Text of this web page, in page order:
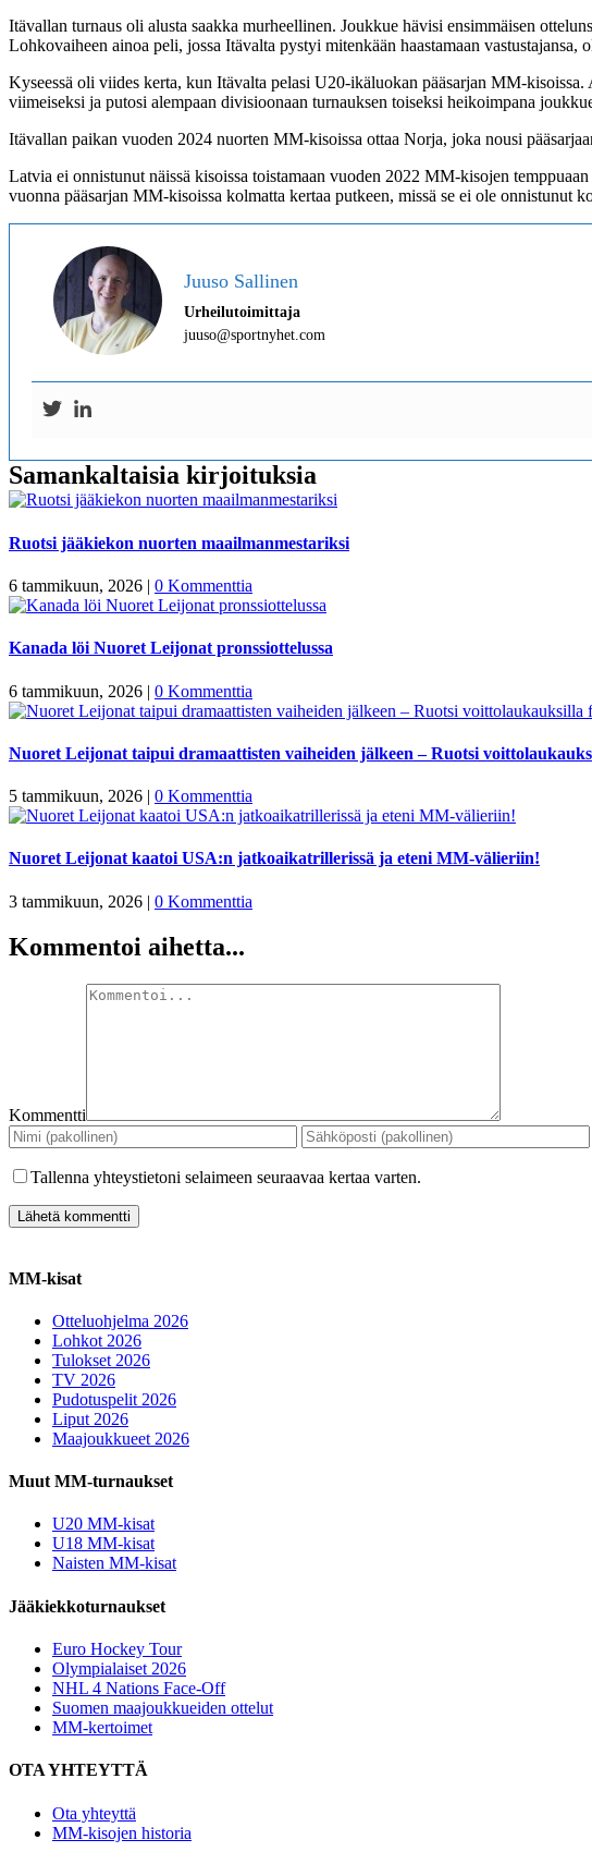
Itävallan turnaus oli alusta saakka murheellinen. Joukkue hävisi ensimmäisen
Lohkovaiheen ainoa peli, jossa Itävalta pystyi mitenkään haastamaan
Kyseessä oli viides kerta, kun Itävalta pelasi U20-ikäluokan pääsarjan MM-
viimeiseksi ja putosi alempaan divisioonaan turnauksen toiseksi heikoimpana
Itävallan paikan vuoden 2024 nuorten MM-kisoissa ottaa Norja, joka nousi
Latvia ei onnistunut näissä kisoissa toistamaan vuoden 2022 MM-kisojen
vuonna pääsarjan MM-kisoissa kolmatta kertaa putkeen, missä se ei ole onnistunut
Juuso Sallinen
Urheilutoimittaja
juuso@sportnyhet.com
Samankaltaisia kirjoituksia
Ruotsi jääkiekon nuorten maailmanmestariksi
6 tammikuun, 2026 | 0 Kommenttia
Kanada löi Nuoret Leijonat pronssiottelussa
6 tammikuun, 2026 | 0 Kommenttia
Nuoret Leijonat taipui dramaattisten vaiheiden jälkeen – Ruotsi
5 tammikuun, 2026 | 0 Kommenttia
Nuoret Leijonat kaatoi USA:n jatkoaikatrillerissä ja eteni MM-välieriin!
3 tammikuun, 2026 | 0 Kommenttia
Kommentoi aihetta...
Kommentti
Tallenna yhteystietoni selaimeen seuraavaa kertaa varten.
MM-kisat
Otteluohjelma 2026
Lohkot 2026
Tulokset 2026
TV 2026
Pudotuspelit 2026
Liput 2026
Maajoukkueet 2026
Muut MM-turnaukset
U20 MM-kisat
U18 MM-kisat
Naisten MM-kisat
Jääkiekkoturnaukset
Euro Hockey Tour
Olympialaiset 2026
NHL 4 Nations Face-Off
Suomen maajoukkueiden ottelut
MM-kertoimet
OTA YHTEYTTÄ
Ota yhteyttä
MM-kisojen historia